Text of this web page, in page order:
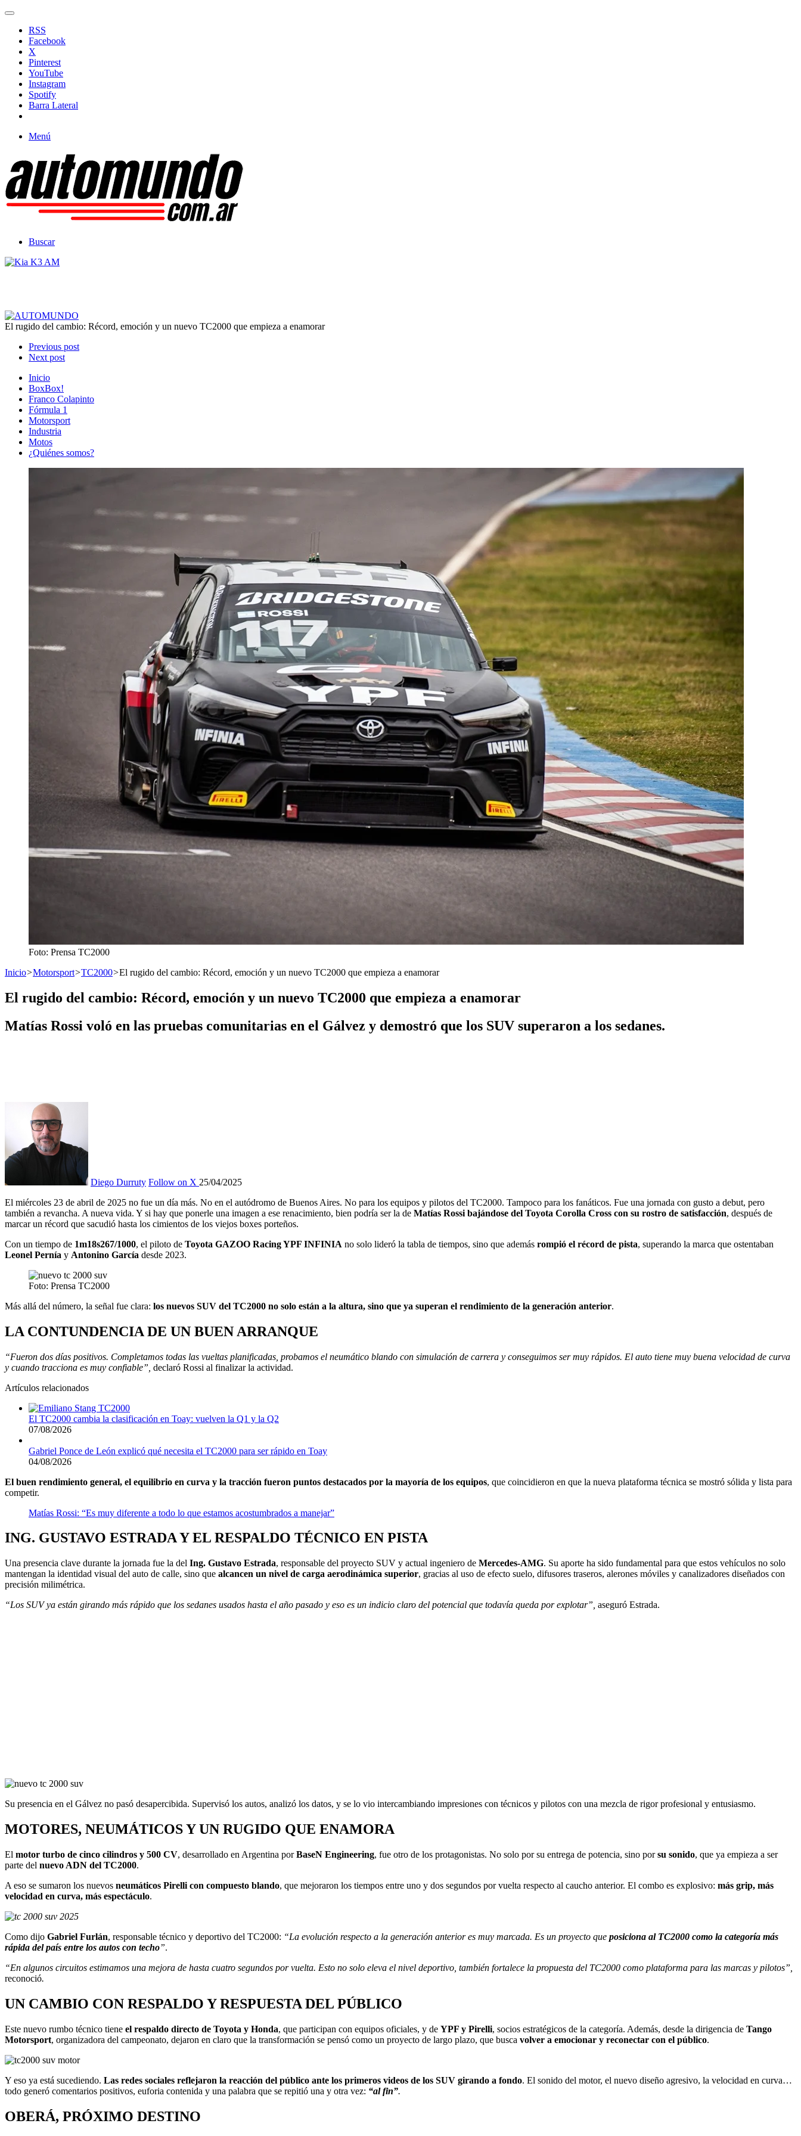
RSS
Facebook
X
Pinterest
YouTube
Instagram
Spotify
Barra Lateral
Menú
Buscar
El rugido del cambio: Récord, emoción y un nuevo TC2000 que empieza a enamorar
Previous post
Next post
Inicio
BoxBox!
Franco Colapinto
Fórmula 1
Motorsport
Industria
Motos
¿Quiénes somos?
Foto: Prensa TC2000
Inicio>Motorsport>TC2000>El rugido del cambio: Récord, emoción y un nuevo TC2000 que empieza a enamorar
El rugido del cambio: Récord, emoción y un nuevo TC2000 que empieza a enamorar
Matías Rossi voló en las pruebas comunitarias en el Gálvez y demostró que los SUV superaron a los sedanes.
Diego Durruty Follow on X 25/04/2025
El miércoles 23 de abril de 2025 no fue un día más. No en el autódromo de Buenos Aires. No para los equipos y pilotos del TC2000. Tampoco para los fanáticos. Fue una jornada con gusto a debut, pero
también a revancha. A nueva vida. Y si hay que ponerle una imagen a ese renacimiento, bien podría ser la de Matías Rossi bajándose del Toyota Corolla Cross con su rostro de satisfacción, después de
marcar un récord que sacudió hasta los cimientos de los viejos boxes porteños.
Con un tiempo de 1m18s267/1000, el piloto de Toyota GAZOO Racing YPF INFINIA no solo lideró la tabla de tiempos, sino que además rompió el récord de pista, superando la marca que ostentaban
Leonel Pernía y Antonino García desde 2023.
Foto: Prensa TC2000
Más allá del número, la señal fue clara: los nuevos SUV del TC2000 no solo están a la altura, sino que ya superan el rendimiento de la generación anterior.
LA CONTUNDENCIA DE UN BUEN ARRANQUE
“Fueron dos días positivos. Completamos todas las vueltas planificadas, probamos el neumático blando con simulación de carrera y conseguimos ser muy rápidos. El auto tiene muy buena velocidad de curva
y cuando tracciona es muy confiable”, declaró Rossi al finalizar la actividad.
Artículos relacionados
El TC2000 cambia la clasificación en Toay: vuelven la Q1 y la Q2
07/08/2026
Gabriel Ponce de León explicó qué necesita el TC2000 para ser rápido en Toay
04/08/2026
El buen rendimiento general, el equilibrio en curva y la tracción fueron puntos destacados por la mayoría de los equipos, que coincidieron en que la nueva plataforma técnica se mostró sólida y lista para
competir.
Matías Rossi: “Es muy diferente a todo lo que estamos acostumbrados a manejar”
ING. GUSTAVO ESTRADA Y EL RESPALDO TÉCNICO EN PISTA
Una presencia clave durante la jornada fue la del Ing. Gustavo Estrada, responsable del proyecto SUV y actual ingeniero de Mercedes-AMG. Su aporte ha sido fundamental para que estos vehículos no solo
mantengan la identidad visual del auto de calle, sino que alcancen un nivel de carga aerodinámica superior, gracias al uso de efecto suelo, difusores traseros, alerones móviles y canalizadores diseñados con
precisión milimétrica.
“Los SUV ya están girando más rápido que los sedanes usados hasta el año pasado y eso es un indicio claro del potencial que todavía queda por explotar”, aseguró Estrada.
Su presencia en el Gálvez no pasó desapercibida. Supervisó los autos, analizó los datos, y se lo vio intercambiando impresiones con técnicos y pilotos con una mezcla de rigor profesional y entusiasmo.
MOTORES, NEUMÁTICOS Y UN RUGIDO QUE ENAMORA
El motor turbo de cinco cilindros y 500 CV, desarrollado en Argentina porBaseN Engineering, fue otro de los protagonistas. No solo por su entrega de potencia, sino porsu sonido, que ya empieza a ser
parte del nuevo ADN del TC2000.
A eso se sumaron los nuevos neumáticos Pirelli con compuesto blando, que mejoraron los tiempos entre uno y dos segundos por vuelta respecto al caucho anterior. El combo es explosivo: más grip, más
velocidad en curva, más espectáculo.
Como dijo Gabriel Furlán, responsable técnico y deportivo del TC2000: “La evolución respecto a la generación anterior es muy marcada. Es un proyecto que posiciona al TC2000 como la categoría más
rápida del país entre los autos con techo”.
“En algunos circuitos estimamos una mejora de hasta cuatro segundos por vuelta. Esto no solo eleva el nivel deportivo, también fortalece la propuesta del TC2000 como plataforma para las marcas y pilotos”,
reconoció.
UN CAMBIO CON RESPALDO Y RESPUESTA DEL PÚBLICO
Este nuevo rumbo técnico tiene el respaldo directo de Toyota y Honda, que participan con equipos oficiales, y de YPF y Pirelli, socios estratégicos de la categoría. Además, desde la dirigencia de Tango
Motorsport, organizadora del campeonato, dejaron en claro que la transformación se pensó como un proyecto de largo plazo, que busca volver a emocionar y reconectar con el público.
Y eso ya está sucediendo. Las redes sociales reflejaron la reacción del público ante los primeros videos de los SUV girando a fondo. El sonido del motor, el nuevo diseño agresivo, la velocidad en curva…
todo generó comentarios positivos, euforia contenida y una palabra que se repitió una y otra vez: “al fin”.
OBERÁ, PRÓXIMO DESTINO